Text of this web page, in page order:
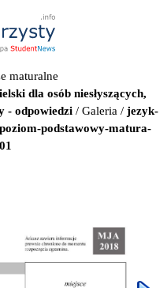
maturalne
dla osób niesłyszących,
- odpowiedzi / Galeria / jezyk-
podstawowy-matura-